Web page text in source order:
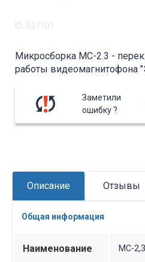
ID: 537101
Микросборка МС-2.3 -
работы видеомагнитофона
Заметили
ошибку ?
Описание Отзывы
Общая информация
Наименование МС-